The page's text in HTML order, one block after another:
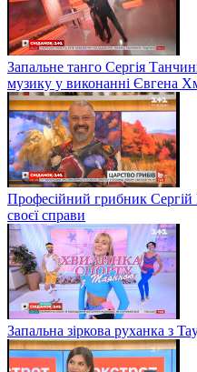
Запальне танго Сергія
музику у виконанні Євгена
Професійний грибник
своєї справи
Запальна зіркова руханка з